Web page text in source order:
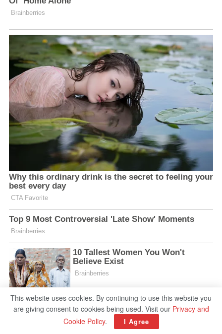
This website uses cookies. By continuing to use this website you
are giving consent to cookies being used. Visit our Privacy and
Cookie Policy. I Agree